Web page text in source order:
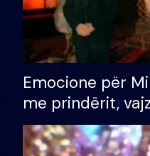
Emocione për
me prindërit,
bashkëshorten:
divorci apo jo?